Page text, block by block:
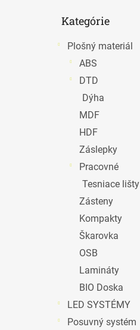
kategórie
Kategórie
Plošný materiál
ABS
DTD
Dýha
MDF
HDF
Záslepky
Pracovné
Tesniace lišty
Zásteny
Kompakty
Škarovka
OSB
Lamináty
BIO Doska
LED SYSTÉMY
Posuvný systém